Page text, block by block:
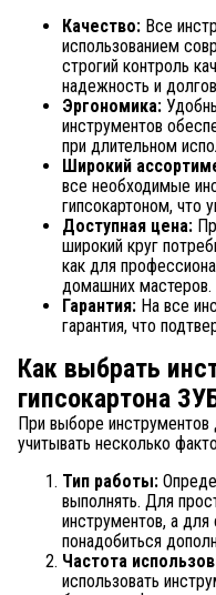
Качество: Все
использованием
строгий контроль
надежность и
Эргономика:
инструментов
при длительном
Широкий
все необходимые
гипсокартоном, что
Доступная цена:
широкий круг
как для
домашних мастеров.
Гарантия: На все
гарантия, что
Как выбрать
гипсокартона
При выборе инструментов
учитывать несколько
Тип работы:
выполнять. Для
инструментов, а
понадобиться
Частота
использовать